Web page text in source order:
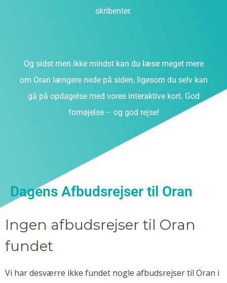
skribenter.
Og sidst men ikke mindst kan du læse meget mere
om Oran længere nede på siden, ligesom du selv kan
gå på opdagelse med vores interaktive kort. God
fornøjelse – og god rejse!
Dagens Afbudsrejser til Oran
Ingen afbudsrejser til Oran
fundet
Vi har desværre ikke fundet nogle afbudsrejser til Oran i